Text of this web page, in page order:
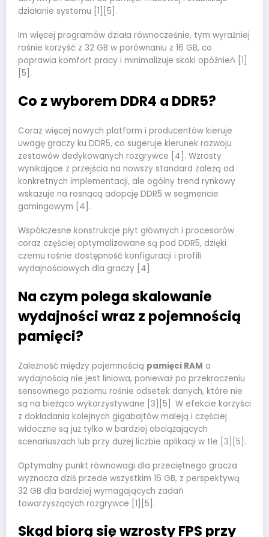
działanie systemu [1][5].
Im więcej programów działa równocześnie, tym wyraźniej
rośnie korzyść z 32 GB w porównaniu z 16 GB, co
poprawia komfort pracy i minimalizuje skoki opóźnień [1]
[5].
Co z wyborem DDR4 a DDR5?
Coraz więcej nowych platform i producentów kieruje
uwagę graczy ku DDR5, co sugeruje kierunek rozwoju
zestawów dedykowanych rozgrywce [4]. Wzrosty
wynikające z przejścia na nowszy standard zależą od
konkretnych implementacji, ale ogólny trend rynkowy
wskazuje na rosnącą adopcję DDR5 w segmencie
gamingowym [4].
Współczesne konstrukcje płyt głównych i procesorów
coraz częściej optymalizowane są pod DDR5, dzięki
czemu rośnie dostępność konfiguracji i profili
wydajnościowych dla graczy [4].
Na czym polega skalowanie
wydajności wraz z pojemnością
pamięci?
Zależność między pojemnością pamięci RAM a
wydajnością nie jest liniowa, ponieważ po przekroczeniu
sensownego poziomu rośnie odsetek danych, które nie
są na bieżąco wykorzystywane [3][5]. W efekcie korzyści
z dokładania kolejnych gigabajtów maleją i częściej
widoczne są już tylko w bardziej obciążających
scenariuszach lub przy dużej liczbie aplikacji w tle [3][5].
Optymalny punkt równowagi dla przeciętnego gracza
wyznacza dziś przede wszystkim 16 GB, z perspektywą
32 GB dla bardziej wymagających zadań
towarzyszących rozgrywce [1][5].
Skąd biorą się wzrosty FPS przy